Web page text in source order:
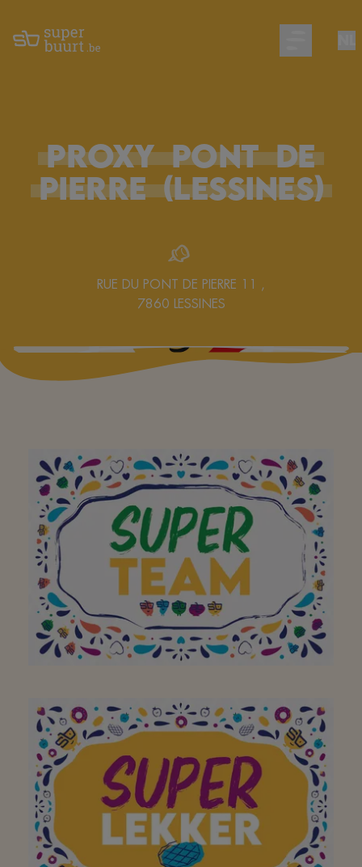
Open main
PROXY PONT DE
PIERRE (Lessines)
RUE DU PONT DE PIERRE 11 ,
7860 LESSINES
À toute l'équipe pour
avoir fait de votre
supermarché de quartier
un super endroit. Merci!
Continuez comme ça!